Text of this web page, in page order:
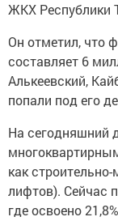
ЖКХ Республики
Он отметил, что
составляет 6
Алькеевский,
попали под его
На сегодняшний
как
лифтов). Сейчас
где освоено